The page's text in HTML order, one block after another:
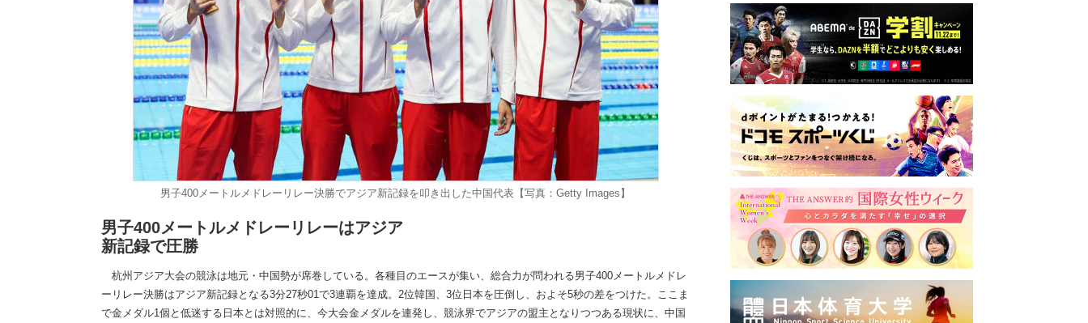
男子400メートルメドレーリレー決勝でアジア新記録を叩き出した中国代表【写真：Getty Images】
男子400メートルメドレーリレーはアジア
新記録で圧勝
杭州アジア大会の競泳は地元・中国勢が席巻している。各種目のエースが集い、総合力が問われる男子400メートルメドレ
ーリレー決勝はアジア新記録となる3分27秒01で3連覇を達成。2位韓国、3位日本を圧倒し、およそ5秒の差をつけた。ここま
で金メダル1個と低迷する日本とは対照的に、今大会金メダルを連発し、競泳界でアジアの盟主となりつつある現状に、中国